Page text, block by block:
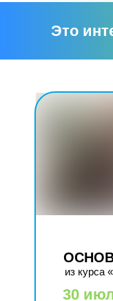
Это
из курса
30